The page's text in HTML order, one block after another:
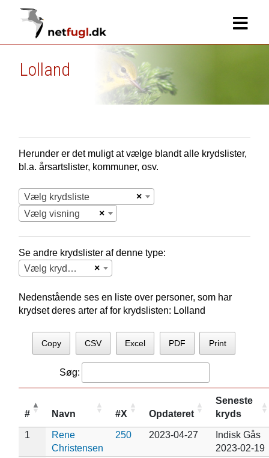
Lolland
Herunder er det muligt at vælge blandt alle krydslister,
bl.a. årsartslister, kommuner, osv.
×
Vælg krydsliste
×
Vælg visning
Se andre krydslister af denne type:
×
Vælg krydsliste
Nedenstående ses en liste over personer, som har
krydset deres arter af for krydslisten: Lolland
Copy CSV Excel PDF Print
Søg:
# Navn #X Opdateret
Seneste
kryds
1
Rene
Christensen
250 2023-04-27
Indisk Gås
2023-02-19